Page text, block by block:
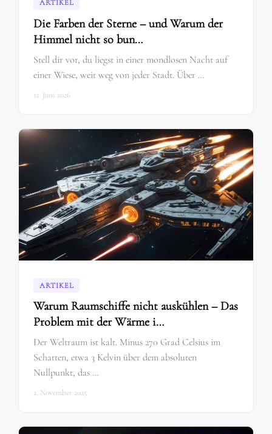
ARTIKEL
Die Farben der Sterne – und Warum der
Himmel nicht so bun…
Stell dir vor, du liegst in einer mondlosen Nacht auf
einer Wiese, weit weg von jeder Stadt. Über …
12. Juni 2026
ARTIKEL
Warum Raumschiffe nicht auskühlen – Das
Problem mit der Wärme i…
Der Weltraum ist kalt. Minus 270 Grad Celsius im
Schatten, etwa 3 Kelvin über dem absoluten
Nullpunkt, das …
2. November 2025